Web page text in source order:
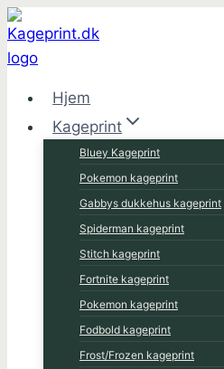
Fortsæt
til
indhold
Hjem
Kageprint
Bluey Kageprint
Pokemon kageprint
Gabbys dukkehus kageprint
Spiderman kageprint
Stitch kageprint
Fortnite kageprint
Pokemon kageprint
Fodbold kageprint
Frost/Frozen kageprint